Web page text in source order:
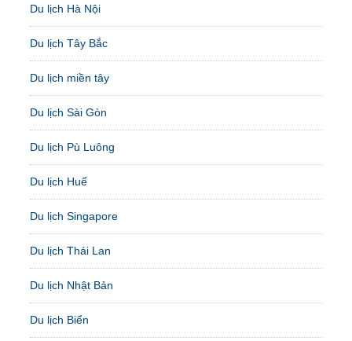
Du lịch Hà Nội
Du lịch Tây Bắc
Du lịch miền tây
Du lịch Sài Gòn
Du lịch Pù Luông
Du lịch Huế
Du lịch Singapore
Du lịch Thái Lan
Du lịch Nhật Bản
Du lịch Biển